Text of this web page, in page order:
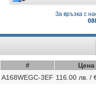
За връзка с
#
Цена
A168WEGC-3EF 116.00 лв. /